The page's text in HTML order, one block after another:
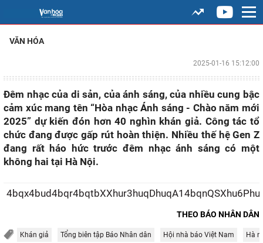
VĂN HÓA
2025-01-16 15:12:00
Đêm nhạc của di sản, của ánh sáng, của nhiều cung bậc
cảm xúc mang tên “Hòa nhạc Ánh sáng - Chào năm mới
2025” dự kiến đón hơn 40 nghìn khán giả. Công tác tổ
chức đang được gấp rút hoàn thiện. Nhiều thế hệ Gen Z
đang rất háo hức trước đêm nhạc ánh sáng có một
không hai tại Hà Nội.
THEO BÁO NHÂN DÂN
Khán giả Tổng biên tập Báo Nhân dân Hội nhà báo Việt Nam Hà